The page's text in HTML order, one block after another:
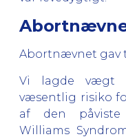
Abortnævnet gav
Vi lagde vægt
væsentlig risiko
af den påviste
Williams